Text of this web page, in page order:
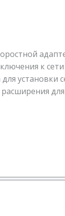
к
установки